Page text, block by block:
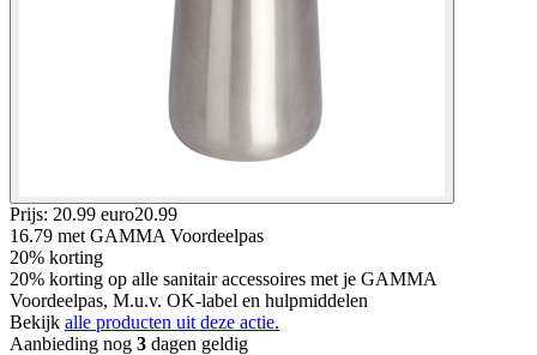
Prijs: 20.99 euro20.99
16.79 met GAMMA Voordeelpas
20% korting
20% korting op alle sanitair accessoires met je GAMMA
Voordeelpas, M.u.v. OK-label en hulpmiddelen
Bekijk alle producten uit deze actie.
Aanbieding nog 3 dagen geldig